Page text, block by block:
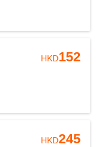
HKD152
HKD245